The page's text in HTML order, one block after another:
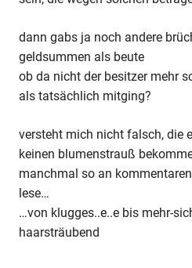
dann gabs ja noch andere
geldsummen als beute
ob da nicht der besitzer mehr
als tatsächlich mitging?
versteht mich nicht falsch, die
keinen blumenstrauß
manchmal so an
lese…
…von klugges..e..e bis mehr-
haarsträubend